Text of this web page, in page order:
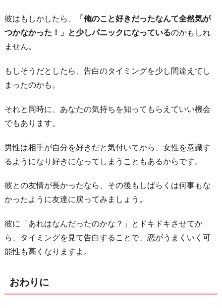
彼はもしかしたら、
「俺のこと好きだったなんて全然気が
つかなかった！」と少しパニックになっているのかもしれ
ません。
もしそうだとしたら、告白のタイミングを少し間違えてし
まったのかも。
それと同時に、あなたの気持ちを知ってもらえていい機会
でもあります。
男性は相手が自分を好きだと気付いてから、女性を意識す
るようになり好きになってしまうこともあるからです。
彼との友情が長かったなら、その後もしばらくは何事もな
かったように友達に戻ってみましょう。
彼に「あれはなんだったのかな？」とドキドキさせてか
ら、タイミングを見て告白することで、恋がうまくいく可
能性も高くなりますよ。
おわりに